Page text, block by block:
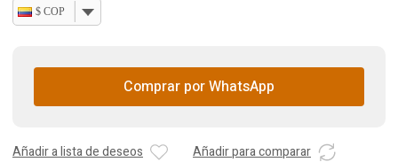
$ COP
Comprar por WhatsApp
Añadir a lista de deseos Añadir para comparar